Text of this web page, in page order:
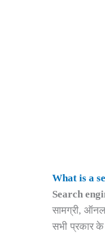
What is a
Search
सामग्री,
सभी प्रकार के